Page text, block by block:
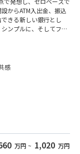
トリーに出向し、勤務
ードバック
長の支援
に必要なコミュニケー
略の提案と実行
からATM入出金、振込
きる新しい銀行とし
ンプルに、そしてフレ
んな」で創りたいと考
（再デザイン）」
をゼロベースから設
が、みんなの銀行は既
プ的な組織です。
、デジタル領域のスペ
感
ダイレクトリクルーテ
万円 ~ 1,020 万円